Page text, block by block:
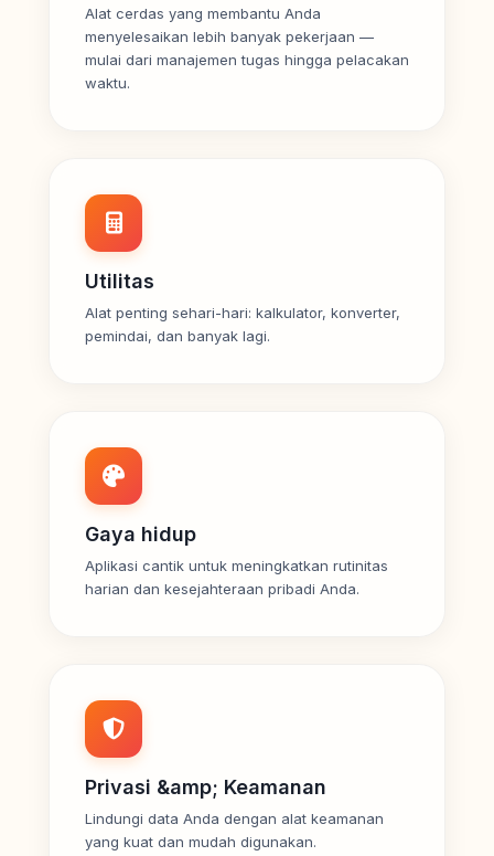
Alat cerdas yang membantu Anda
menyelesaikan lebih banyak pekerjaan —
mulai dari manajemen tugas hingga pelacakan
waktu.
Utilitas
Alat penting sehari-hari: kalkulator, konverter,
pemindai, dan banyak lagi.
Gaya hidup
Aplikasi cantik untuk meningkatkan rutinitas
harian dan kesejahteraan pribadi Anda.
Privasi &amp; Keamanan
Lindungi data Anda dengan alat keamanan
yang kuat dan mudah digunakan.